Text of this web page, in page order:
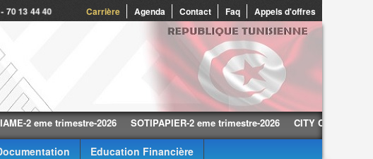
Carrière Agenda Contact Faq Appels d'offres
70 13 44 40
eme trimestre-2026 SOTIPAPIER-2 eme trimestre-2026 CITY CARS-2 eme
Education Financière